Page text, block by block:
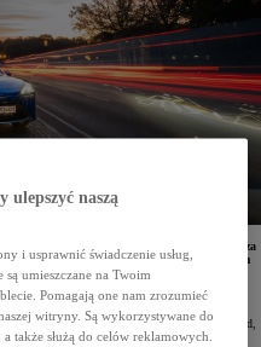
Berlin w stolicy Niemiec powstaje największa
jeździ tam 50 sedanów Mirai, a jeszcze w tym
do 200.
wodorowego w Niemczech Toyota Deutschland,
pilotażowy projekt pod nazwą H2 Moves Berlin.
ulepszyć naszą
i usprawnić świadczenie usług,
umieszczane na Twoim
Pomagają one nam zrozumieć
witryny. Są wykorzystywane do
także służą do celów reklamowych.